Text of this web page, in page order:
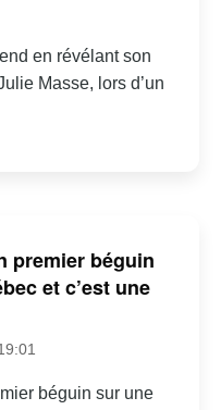
en révélant son
Masse, lors d’un
premier béguin
et c’est une
béguin sur une